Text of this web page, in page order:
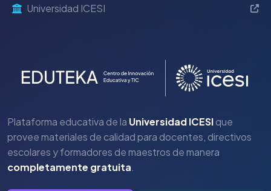
Universidad ICESI
Plataforma educativa de la Universidad ICESIque
provee materiales de calidad para docentes, directivos
escolares y formadores de maestros de manera
completamente gratuita.